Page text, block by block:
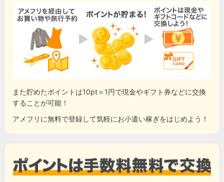
また貯めたポイントは10pt＝1円で現金やギフト券などに交換
することが可能！
アメフリに無料で登録して気軽にお小遣い稼ぎをはじめよう！